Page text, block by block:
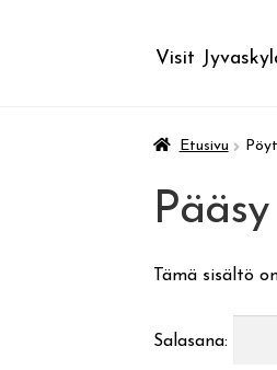
Visit
Etusivu
Tämä sisältö
Salasana: